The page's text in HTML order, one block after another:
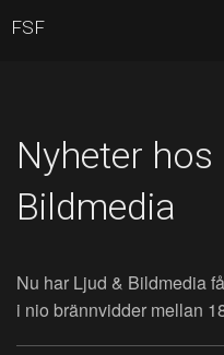
Nyheter hos
Bildmedia
Nu har Ljud & Bildmedia
i nio brännvidder mellan
FSF